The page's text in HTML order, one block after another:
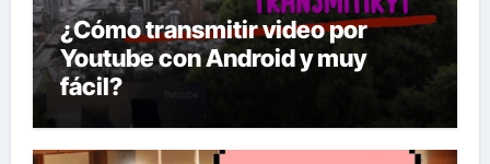
¿Cómo transmitir video por
Youtube con Android y muy
fácil?